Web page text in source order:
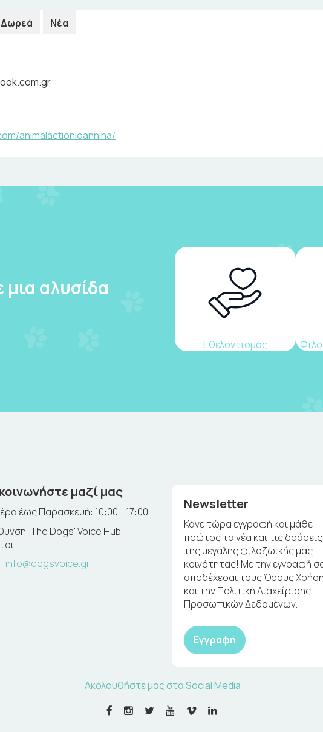
Δωρεά Νέα
animalactionioannina/
μια αλυσίδα
Εθελοντισμός
μαζί μας
έως Παρασκευή: 10:00 - 17:00
The Dogs' Voice Hub,
info@dogsvoice.gr
Newsletter
Κάνε τώρα εγγραφή και μάθε
πρώτος τα νέα και τις δράσεις
της μεγάλης φιλοζωικής μας
κοινότητας! Με την εγγραφή
αποδέχεσαι τους Όρους
και την Πολιτική Διαχείρισης
Προσωπικών Δεδομένων.
Εγγραφή
Ακολουθήστε μας στα Social Media